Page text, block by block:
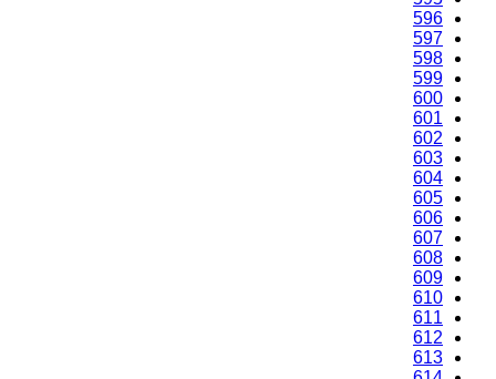
596
597
598
599
600
601
602
603
604
605
606
607
608
609
610
611
612
613